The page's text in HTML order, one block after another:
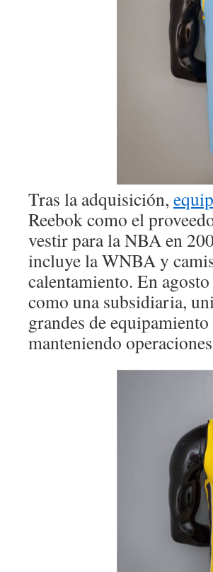
Tras la adquisición,
Reebok como el
vestir para la NBA en
incluye la WNBA y
calentamiento. En
como una subsidiaria,
grandes de
manteniendo